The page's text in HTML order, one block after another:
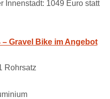
Gravel Bike im Angebot
Rohrsatz